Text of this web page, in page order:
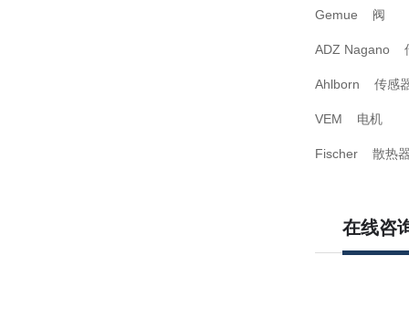
Gemue 阀
ADZ Nagano
Ahlborn 传感
VEM 电机
Fischer 散热
在线咨